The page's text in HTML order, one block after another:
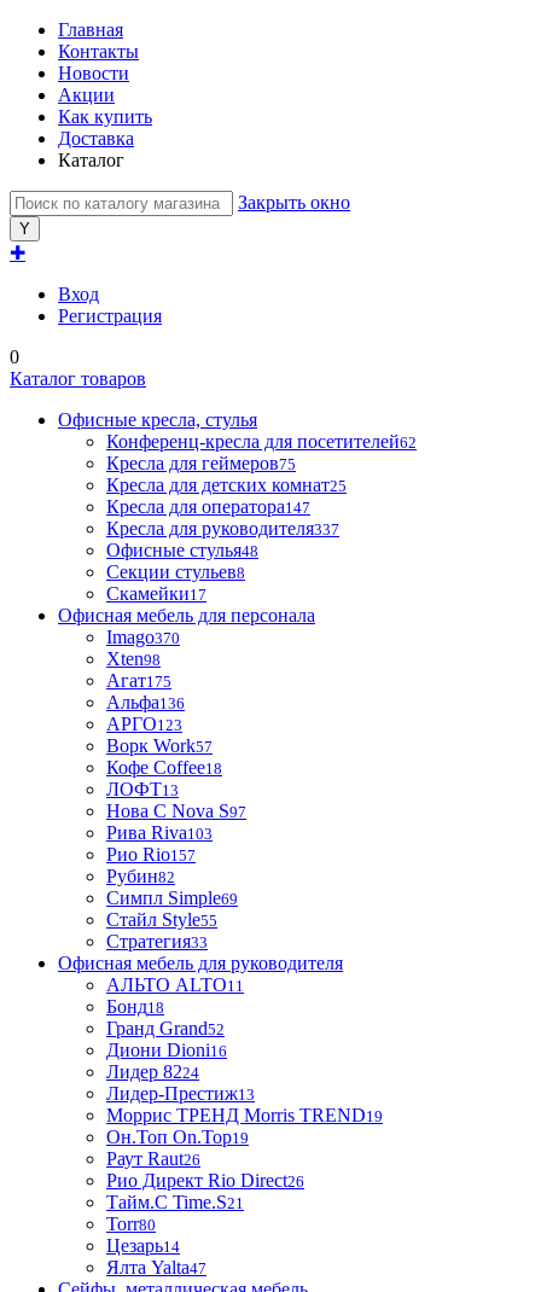
Главная
Контакты
Новости
Акции
Как купить
Доставка
Каталог
Закрыть окно
✚
Вход
Регистрация
0
Каталог товаров
Офисные кресла, стулья
Конференц-кресла для посетителей62
Кресла для геймеров75
Кресла для детских комнат25
Кресла для оператора147
Кресла для руководителя337
Офисные стулья48
Секции стульев8
Скамейки17
Офисная мебель для персонала
Imago370
Xten98
Агат175
Альфа136
АРГО123
Ворк Work57
Кофе Coffee18
ЛОФТ13
Нова С Nova S97
Рива Riva103
Рио Rio157
Рубин82
Симпл Simple69
Стайл Style55
Стратегия33
Офисная мебель для руководителя
АЛЬТО ALTO11
Бонд18
Гранд Grand52
Диони Dioni16
Лидер 8224
Лидер-Престиж13
Моррис ТРЕНД Morris TREND19
Он.Топ On.Top19
Раут Raut26
Рио Директ Rio Direct26
Тайм.С Time.S21
Torr80
Цезарь14
Ялта Yalta47